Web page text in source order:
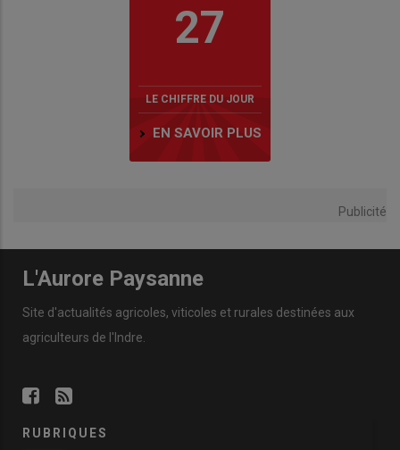
27
LE CHIFFRE DU JOUR
EN SAVOIR PLUS
Publicité
L'Aurore Paysanne
Site d'actualités agricoles, viticoles et rurales destinées aux
agriculteurs de l'Indre.
RUBRIQUES